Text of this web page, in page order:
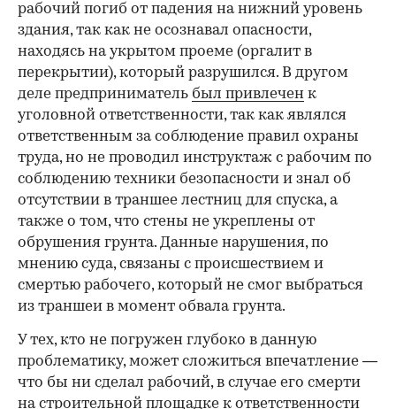
рабочий погиб от падения на нижний уровень
здания, так как не осознавал опасности,
находясь на укрытом проеме (оргалит в
перекрытии), который разрушился. В другом
деле предприниматель был привлечен к
уголовной ответственности, так как являлся
ответственным за соблюдение правил охраны
труда, но не проводил инструктаж с рабочим по
соблюдению техники безопасности и знал об
отсутствии в траншее лестниц для спуска, а
также о том, что стены не укреплены от
обрушения грунта. Данные нарушения, по
мнению суда, связаны с происшествием и
смертью рабочего, который не смог выбраться
из траншеи в момент обвала грунта.
У тех, кто не погружен глубоко в данную
проблематику, может сложиться впечатление —
что бы ни сделал рабочий, в случае его смерти
на строительной площадке к ответственности